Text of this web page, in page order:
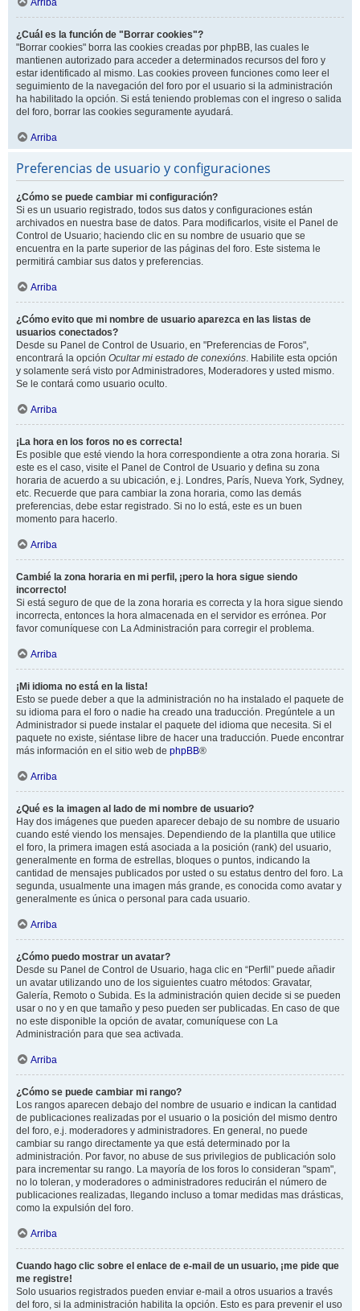
Arriba
¿Cuál es la función de "Borrar cookies"?
"Borrar cookies" borra las cookies creadas por phpBB, las cuales le
mantienen autorizado para acceder a determinados recursos del foro y
estar identificado al mismo. Las cookies proveen funciones como leer el
seguimiento de la navegación del foro por el usuario si la administración
ha habilitado la opción. Si está teniendo problemas con el ingreso o salida
del foro, borrar las cookies seguramente ayudará.
Arriba
Preferencias de usuario y configuraciones
¿Cómo se puede cambiar mi configuración?
Si es un usuario registrado, todos sus datos y configuraciones están
archivados en nuestra base de datos. Para modificarlos, visite el Panel de
Control de Usuario; haciendo clic en su nombre de usuario que se
encuentra en la parte superior de las páginas del foro. Este sistema le
permitirá cambiar sus datos y preferencias.
Arriba
¿Cómo evito que mi nombre de usuario aparezca en las listas de
usuarios conectados?
Desde su Panel de Control de Usuario, en "Preferencias de Foros",
encontrará la opción Ocultar mi estado de conexións. Habilite esta opción
y solamente será visto por Administradores, Moderadores y usted mismo.
Se le contará como usuario oculto.
Arriba
¡La hora en los foros no es correcta!
Es posible que esté viendo la hora correspondiente a otra zona horaria. Si
este es el caso, visite el Panel de Control de Usuario y defina su zona
horaria de acuerdo a su ubicación, e.j. Londres, París, Nueva York, Sydney,
etc. Recuerde que para cambiar la zona horaria, como las demás
preferencias, debe estar registrado. Si no lo está, este es un buen
momento para hacerlo.
Arriba
Cambié la zona horaria en mi perfil, ¡pero la hora sigue siendo
incorrecto!
Si está seguro de que de la zona horaria es correcta y la hora sigue siendo
incorrecta, entonces la hora almacenada en el servidor es errónea. Por
favor comuníquese con La Administración para corregir el problema.
Arriba
¡Mi idioma no está en la lista!
Esto se puede deber a que la administración no ha instalado el paquete de
su idioma para el foro o nadie ha creado una traducción. Pregúntele a un
Administrador si puede instalar el paquete del idioma que necesita. Si el
paquete no existe, siéntase libre de hacer una traducción. Puede encontrar
más información en el sitio web de phpBB®
Arriba
¿Qué es la imagen al lado de mi nombre de usuario?
Hay dos imágenes que pueden aparecer debajo de su nombre de usuario
cuando esté viendo los mensajes. Dependiendo de la plantilla que utilice
el foro, la primera imagen está asociada a la posición (rank) del usuario,
generalmente en forma de estrellas, bloques o puntos, indicando la
cantidad de mensajes publicados por usted o su estatus dentro del foro. La
segunda, usualmente una imagen más grande, es conocida como avatar y
generalmente es única o personal para cada usuario.
Arriba
¿Cómo puedo mostrar un avatar?
Desde su Panel de Control de Usuario, haga clic en “Perfil” puede añadir
un avatar utilizando uno de los siguientes cuatro métodos: Gravatar,
Galería, Remoto o Subida. Es la administración quien decide si se pueden
usar o no y en que tamaño y peso pueden ser publicadas. En caso de que
no este disponible la opción de avatar, comuníquese con La
Administración para que sea activada.
Arriba
¿Cómo se puede cambiar mi rango?
Los rangos aparecen debajo del nombre de usuario e indican la cantidad
de publicaciones realizadas por el usuario o la posición del mismo dentro
del foro, e.j. moderadores y administradores. En general, no puede
cambiar su rango directamente ya que está determinado por la
administración. Por favor, no abuse de sus privilegios de publicación solo
para incrementar su rango. La mayoría de los foros lo consideran "spam",
no lo toleran, y moderadores o administradores reducirán el número de
publicaciones realizadas, llegando incluso a tomar medidas mas drásticas,
como la expulsión del foro.
Arriba
Cuando hago clic sobre el enlace de e-mail de un usuario, ¡me pide que
me registre!
Solo usuarios registrados pueden enviar e-mail a otros usuarios a través
del foro, si la administración habilita la opción. Esto es para prevenir el uso